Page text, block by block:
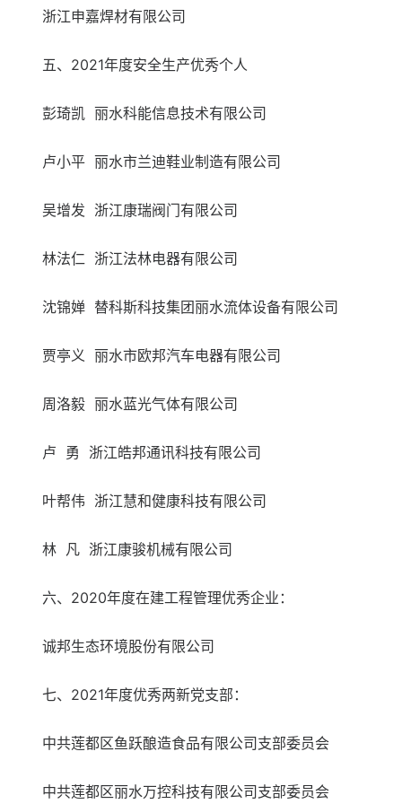
浙江申嘉焊材有限公司
五、2021年度安全生产优秀个人
彭琦凯 丽水科能信息技术有限公司
卢小平 丽水市兰迪鞋业制造有限公司
吴增发 浙江康瑞阀门有限公司
林法仁 浙江法林电器有限公司
沈锦婵 替科斯科技集团丽水流体设备有限公司
贾亭义 丽水市欧邦汽车电器有限公司
周洛毅 丽水蓝光气体有限公司
卢 勇 浙江皓邦通讯科技有限公司
叶帮伟 浙江慧和健康科技有限公司
林 凡 浙江康骏机械有限公司
六、2020年度在建工程管理优秀企业：
诚邦生态环境股份有限公司
七、2021年度优秀两新党支部：
中共莲都区鱼跃酿造食品有限公司支部委员会
中共莲都区丽水万控科技有限公司支部委员会